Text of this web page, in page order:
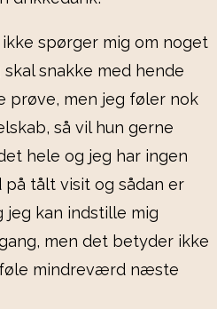
spørger mig om noget
snakke med hende
prøve, men jeg føler nok
så vil hun gerne
hele og jeg har ingen
tålt visit og sådan er
jeg kan indstille mig
men det betyder ikke
mindreværd næste